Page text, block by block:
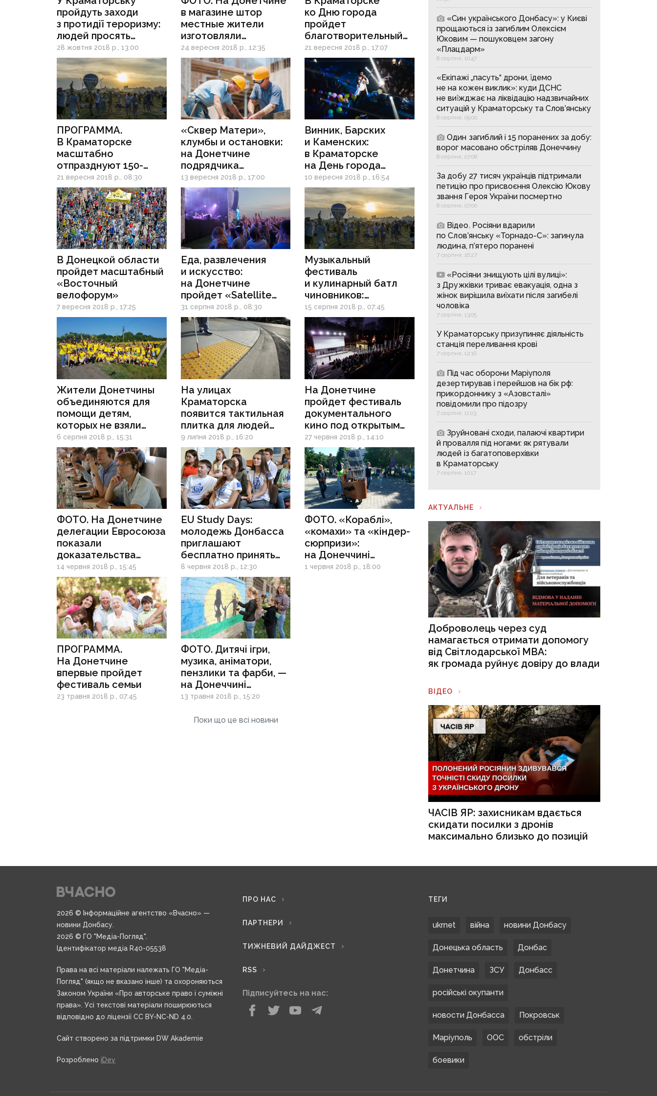
пройдуть заходи
з протидії тероризму:
людей просять
не залишати домівки
без потреби
28 жовтня 2018 р., 13:00
в магазине штор
местные жители
изготовляли
боеприпасы
24 вересня 2018 р., 12:35
ко Дню города
пройдет
благотворительный
парад собак
21 вересня 2018 р., 17:07
ПРОГРАММА.
В Краматорске
масштабно
отпразднуют 150-
летие города
21 вересня 2018 р., 08:30
«Сквер Матери»,
клумбы и остановки:
на Донетчине
подрядчика
подозревают
в разворовывании
бюджетных средств
13 вересня 2018 р., 17:00
Винник, Барских
и Каменских:
в Краматорске
на День города
выступят известные
исполнители
10 вересня 2018 р., 16:54
В Донецкой области
пройдет масштабный
«Восточный
велофорум»
7 вересня 2018 р., 17:25
Еда, развлечения
и искусство:
на Донетчине
пройдет «Satellite
Offline Fest»
31 серпня 2018 р., 08:30
Музыкальный
фестиваль
и кулинарный батл
чиновников:
на Донетчине
пройдет областное
празднование Дня
Независимости
15 серпня 2018 р., 07:45
Жители Донетчины
объединяются для
помощи детям,
которых не взяли
на отдых в Хорватию
6 серпня 2018 р., 15:31
На улицах
Краматорска
появится тактильная
плитка для людей
со слабым зрением
9 липня 2018 р., 16:20
На Донетчине
пройдет фестиваль
документального
кино под открытым
небом
27 червня 2018 р., 14:10
ФОТО. На Донетчине
делегации Евросоюза
показали
доказательства
нарушения
боевиками минских
соглашений
14 червня 2018 р., 15:45
EU Study Days:
молодежь Донбасса
приглашают
бесплатно принять
участие
в «Еврошколе»
8 червня 2018 р., 12:30
ФОТО. «Кораблі»,
«комахи» та «кіндер-
сюрпризи»:
на Донеччині
пройшов «Парад
1 червня 2018 р., 18:00
ПРОГРАММА.
На Донетчине
впервые пройдет
фестиваль семьи
23 травня 2018 р., 07:45
ФОТО. Дитячі ігри,
музика, аніматори,
пензлики та фарби, —
на Донеччині
відсвяткували День
13 травня 2018 р., 15:20
Поки що це всі новини
«Син українського Донбасу»: у Києві
прощаються із загиблим Олексієм
Юковим — пошуковцем загону
«Плацдарм»
8 серпня, 10:47
«Екіпажі „пасуть“ дрони, їдемо
не на кожен виклик»: куди ДСНС
не виїжджає на ліквідацію надзвичайних
ситуацій у Краматорську та Слов’янську
8 серпня, 09:00
Один загиблий і 15 поранених за добу:
ворог масовано обстріляв Донеччину
8 серпня, 07:08
За добу 27 тисяч українців підтримали
петицію про присвоєння Олексію Юкову
звання Героя України посмертно
8 серпня, 07:00
Відео. Росіяни вдарили
по Слов’янську «Торнадо-С»: загинула
людина, п’ятеро поранені
7 серпня, 16:27
«Росіяни знищують цілі вулиці»:
з Дружківки триває евакуація, одна з
жінок вирішила виїхати після загибелі
чоловіка
7 серпня, 13:05
У Краматорську призупиняє діяльність
станція переливання крові
7 серпня, 12:16
Під час оборони Маріуполя
дезертирував і перейшов на бік рф:
прикордоннику з «Азовсталі»
повідомили про підозру
7 серпня, 11:03
Зруйновані сходи, палаючі квартири
й провалля під ногами: як рятували
людей із багатоповерхівки
в Краматорську
7 серпня, 10:17
АКТУАЛЬНЕ
Доброволець через суд
намагається отримати допомогу
від Світлодарської МВА:
як громада руйнує довіру до влади
ВІДЕО
ЧАСІВ ЯР: захисникам вдається
скидати посилки з дронів
максимально близько до позицій
2026 © Інформаційне агентство «Вчасно» —
новини Донбасу.
2026 © ГО "Медіа-Погляд".
Ідентифікатор медіа R40-05538
Права на всі матеріали належать ГО "Медіа-
Погляд" (якщо не вказано інше) та охороняються
Законом України «Про авторське право і суміжні
права». Усі текстові матеріали поширюються
відповідно до ліцензії CC BY-NC-ND 4.0.
Сайт створено за підтримки DW Akademie
Розроблено iDev
ПРО НАС
ПАРТНЕРИ
ТИЖНЕВИЙ ДАЙДЖЕСТ
RSS
Підписуйтесь на нас:
ТЕГИ
ukrnet війна новини Донбасу
Донецька область Донбас
Донетчина ЗСУ Донбасс
російські окупанти
новости Донбасса Покровськ
Маріуполь ООС обстріли
боевики